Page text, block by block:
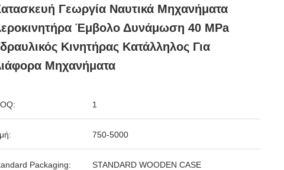
Γεωργία Ναυτικά Μηχανήματα
Έμβολο Δυνάμωση 40 MPa
Κινητήρας Κατάλληλος Για
Μηχανήματα
1
750-5000
Packaging: STANDARD WOODEN CASE